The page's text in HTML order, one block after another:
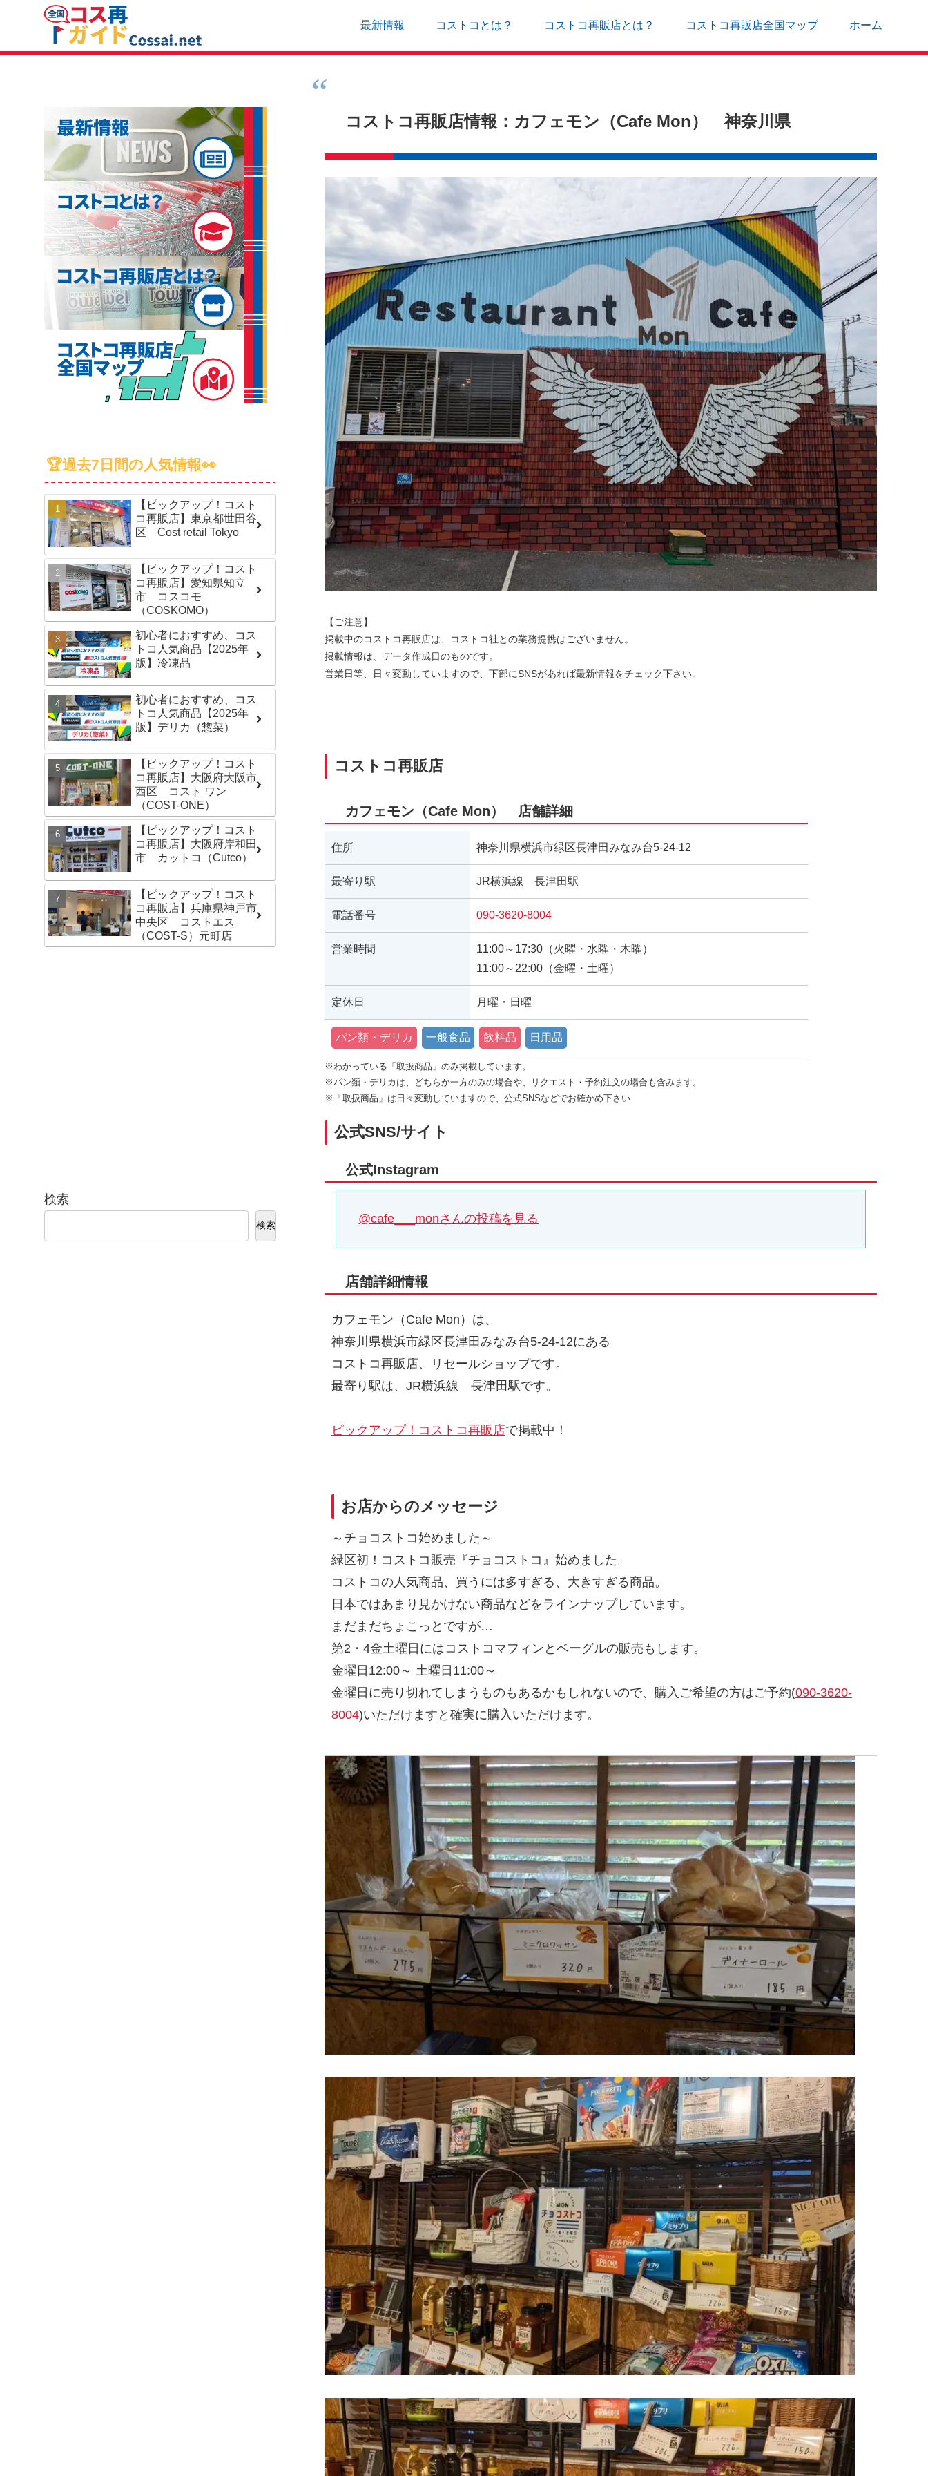
最新情報 コストコとは？ コストコ再販店とは？ コストコ再販店全国マップ ホーム
コストコ再販店情報：カフェモン（Cafe Mon） 神奈川県
【ご注意】
掲載中のコストコ再販店は、コストコ社との業務提携はございません。
掲載情報は、データ作成日のものです。
営業日等、日々変動していますので、下部にSNSがあれば最新情報をチェック下さい。
コストコ再販店
カフェモン（Cafe Mon） 店舗詳細
住所 神奈川県横浜市緑区長津田みなみ台5-24-12
最寄り駅 JR横浜線 長津田駅
電話番号 090-3620-8004
営業時間
11:00～17:30（火曜・水曜・木曜）
11:00～22:00（金曜・土曜）
定休日 月曜・日曜
パン類・デリカ 一般食品 飲料品 日用品
※わかっている「取扱商品」のみ掲載しています。
※パン類・デリカは、どちらか一方のみの場合や、リクエスト・予約注文の場合も含みます。
※「取扱商品」は日々変動していますので、公式SNSなどでお確かめ下さい
公式SNS/サイト
公式Instagram
@cafe___monさんの投稿を見る
店舗詳細情報
カフェモン（Cafe Mon）は、
神奈川県横浜市緑区長津田みなみ台5-24-12にある
コストコ再販店、リセールショップです。
最寄り駅は、JR横浜線 長津田駅です。
ピックアップ！コストコ再販店で掲載中！
お店からのメッセージ
～チョコストコ始めました～
緑区初！コストコ販売『チョコストコ』始めました。
コストコの人気商品、買うには多すぎる、大きすぎる商品。
日本ではあまり見かけない商品などをラインナップしています。
まだまだちょこっとですが…
第2・4金土曜日にはコストコマフィンとベーグルの販売もします。
金曜日12:00～ 土曜日11:00～
金曜日に売り切れてしまうものもあるかもしれないので、購入ご希望の方はご予約(090-3620-
8004)いただけますと確実に購入いただけます。
🏆過去7日間の人気情報👀
【ピックアップ！コスト
コ再販店】東京都世田谷
区 Cost retail Tokyo
【ピックアップ！コスト
コ再販店】愛知県知立
市 コスコモ
（COSKOMO）
初心者におすすめ、コス
トコ人気商品【2025年
版】冷凍品
初心者におすすめ、コス
トコ人気商品【2025年
版】デリカ（惣菜）
【ピックアップ！コスト
コ再販店】大阪府大阪市
西区 コスト ワン
（COST-ONE）
【ピックアップ！コスト
コ再販店】大阪府岸和田
市 カットコ（Cutco）
【ピックアップ！コスト
コ再販店】兵庫県神戸市
中央区 コストエス
（COST-S）元町店
検索
検索